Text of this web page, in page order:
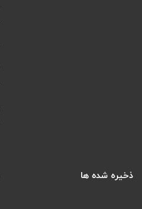
ذخیره شده ها